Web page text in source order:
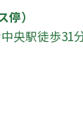
）
央駅徒歩31